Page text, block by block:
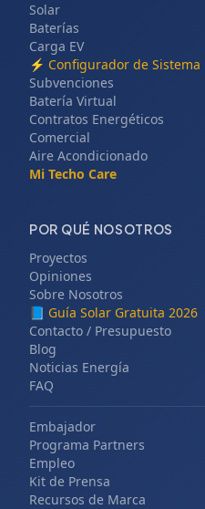
Solar
Baterías
Carga EV
⚡ Configurador de Sistema
Subvenciones
Batería Virtual
Contratos Energéticos
Comercial
Aire Acondicionado
Mi Techo Care
POR QUÉ NOSOTROS
Proyectos
Opiniones
Sobre Nosotros
📘 Guía Solar Gratuita 2026
Contacto / Presupuesto
Blog
Noticias Energía
FAQ
Embajador
Programa Partners
Empleo
Kit de Prensa
Recursos de Marca